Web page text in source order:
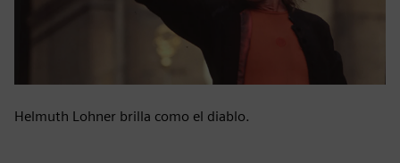
Helmuth Lohner brilla como el diablo.